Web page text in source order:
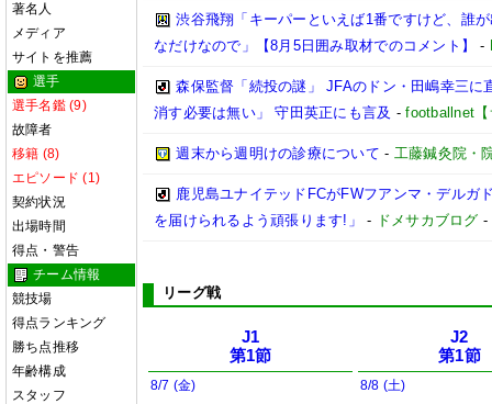
著名人
メディア
サイトを推薦
選手
選手名鑑 (9)
故障者
移籍 (8)
エピソード (1)
契約状況
出場時間
得点・警告
チーム情報
競技場
得点ランキング
勝ち点推移
年齢構成
スタッフ
渋谷飛翔「キーパーといえば1番ですけど、誰
なだけなので」【8月5日囲み取材でのコメント】
-
森保監督「続投の謎」 JFAのドン・田嶋幸三
消す必要は無い」 守田英正にも言及 -footballnet
週末から週明けの診療について - 工藤鍼灸院・
鹿児島ユナイテッドFCがFWフアンマ・デルガ
を届けられるよう頑張ります!」
- ドメサカブログ -
リーグ戦
J1
第1節
8/7 (金)
J2
第1節
8/8 (土)